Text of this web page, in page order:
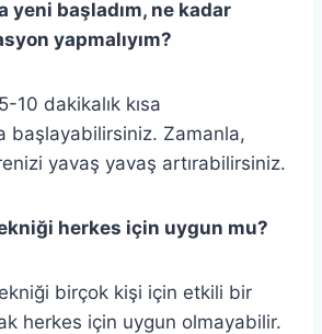
yeni başladım, ne kadar
yapmalıyım?
10 dakikalık kısa
başlayabilirsiniz. Zamanla,
yavaş yavaş artırabilirsiniz.
herkes için uygun mu?
birçok kişi için etkili bir
herkes için uygun olmayabilir.